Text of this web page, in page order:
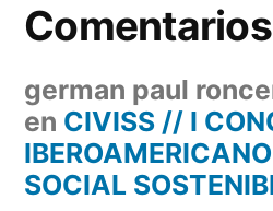
german paul
en CIVISS // I
SOCIAL